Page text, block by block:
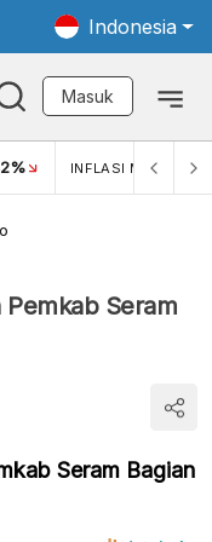
Indonesia
Masuk
INFLASI MOM (APR)
Pemkab Seram
Seram Bagian